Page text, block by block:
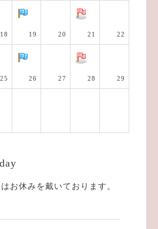
18 19 20 21 22
25 26 27 28 29
お休みを戴いております。